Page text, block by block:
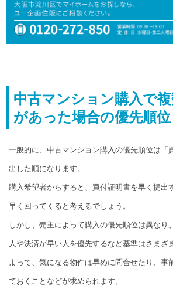
中古マンション購入で
があった場合の優先順位
一般的に、中古マンション購入の優先順位は「
出した順になります。
購入希望者からすると、買付証明書を早く提出
早く回ってくると考えるでしょう。
しかし、売主によって購入の優先順位は異なり
人や決済が早い人を優先するなど基準はさまざ
よって、気になる物件は早めに問合せたり、事
ておくことなどが求められます。